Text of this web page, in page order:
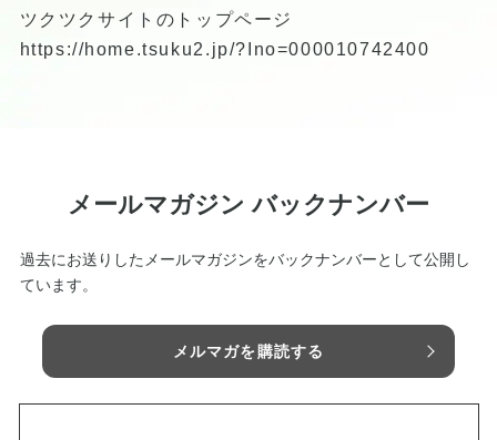
ツクツクサイトのトップページ
https://home.tsuku2.jp/?Ino=000010742400
メールマガジン バックナンバー
過去にお送りしたメールマガジンをバックナンバーとして公開し
ています。
メルマガを購読する